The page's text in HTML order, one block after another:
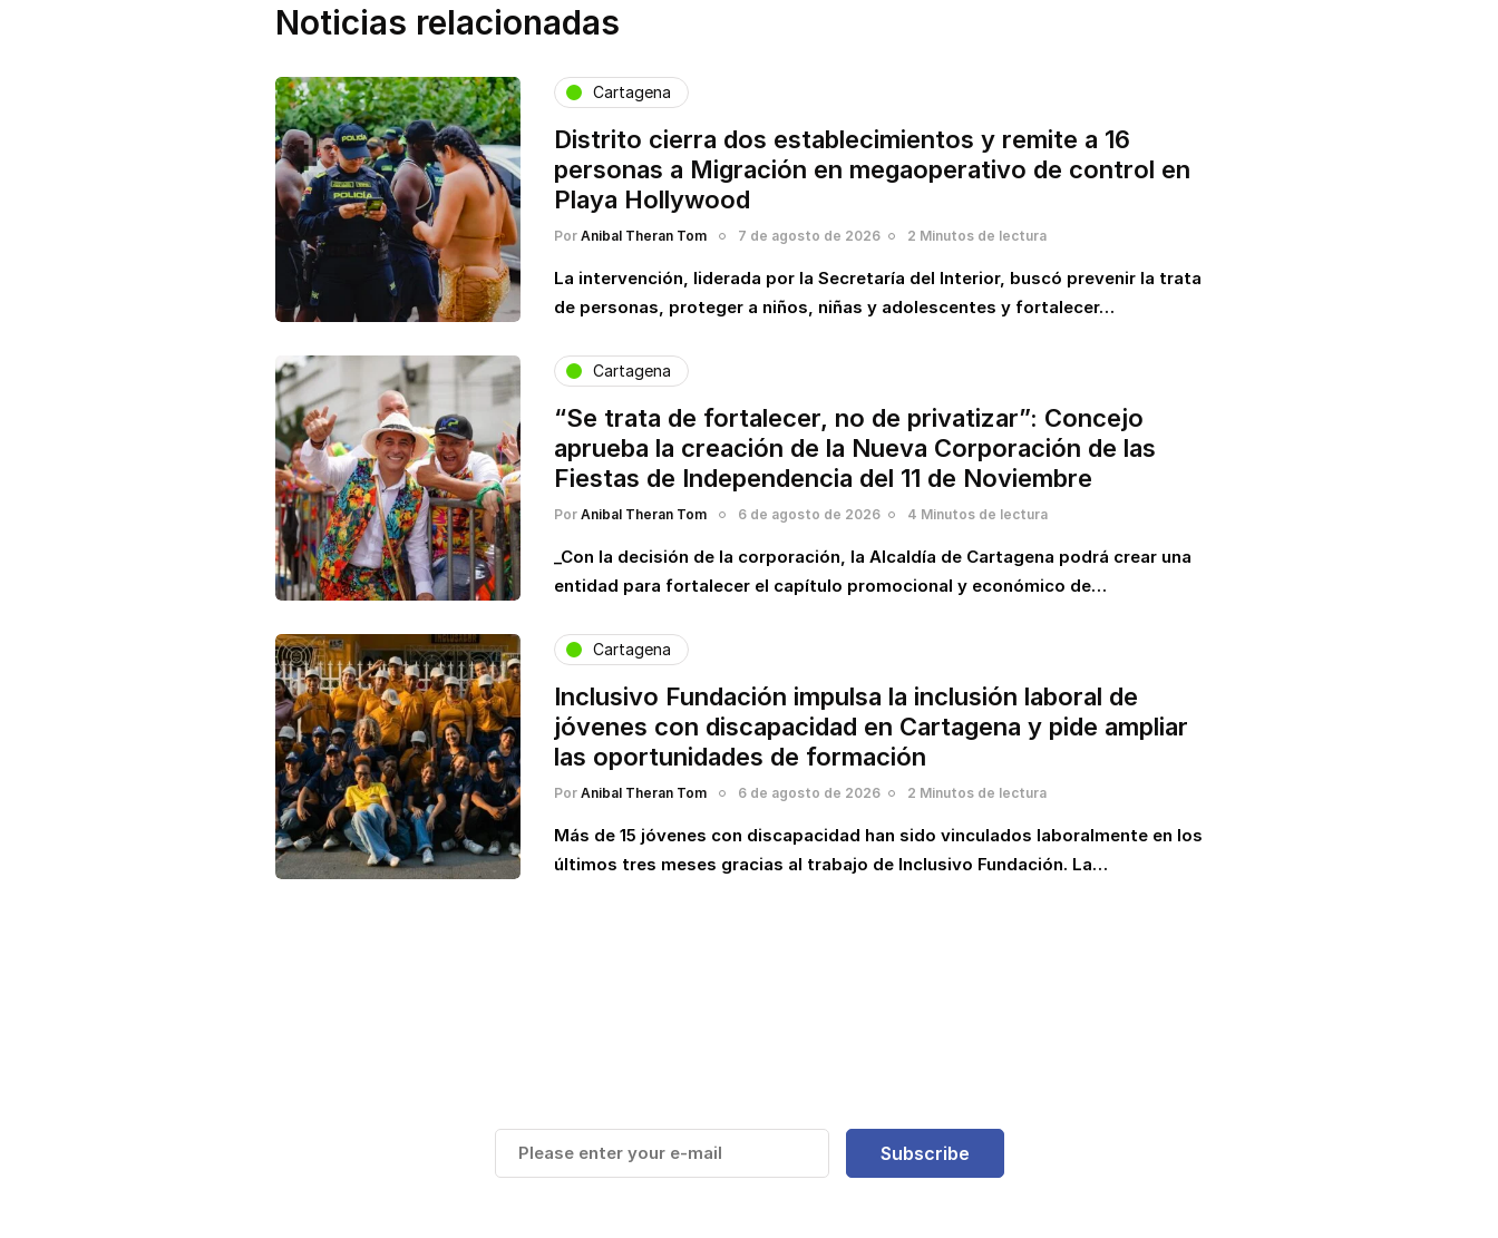
Noticias relacionadas
Cartagena
Distrito cierra dos establecimientos y remite a 16
personas a Migración en megaoperativo de control en
Playa Hollywood
Por Anibal Theran Tom 7 de agosto de 2026 2 Minutos de lectura
La intervención, liderada por la Secretaría del Interior, buscó prevenir la trata
de personas, proteger a niños, niñas y adolescentes y fortalecer…
Cartagena
“Se trata de fortalecer, no de privatizar”: Concejo
aprueba la creación de la Nueva Corporación de las
Fiestas de Independencia del 11 de Noviembre
Por Anibal Theran Tom 6 de agosto de 2026 4 Minutos de lectura
_Con la decisión de la corporación, la Alcaldía de Cartagena podrá crear una
entidad para fortalecer el capítulo promocional y económico de…
Cartagena
Inclusivo Fundación impulsa la inclusión laboral de
jóvenes con discapacidad en Cartagena y pide ampliar
las oportunidades de formación
Por Anibal Theran Tom 6 de agosto de 2026 2 Minutos de lectura
Más de 15 jóvenes con discapacidad han sido vinculados laboralmente en los
últimos tres meses gracias al trabajo de Inclusivo Fundación. La…
Subscribe